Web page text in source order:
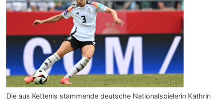
Die aus Kettenis stammende deutsche Nationalspielerin Kathrin